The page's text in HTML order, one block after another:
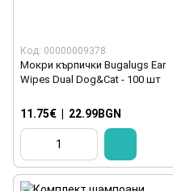
Код: 00000009378
Мокри кърпички Bugalugs Ear
Wipes Dual Dog&Cat - 100 шт
11.75€ 22.99BGN